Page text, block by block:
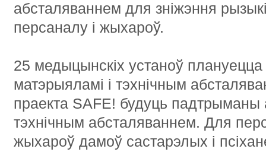
абсталяваннем для зніжэння
персаналу і жыхароў.
25 медыцынскіх устаноў
матэрыяламі і тэхнічным
праекта SAFE! будуць падтрыманы
тэхнічным абсталяваннем. Для
жыхароў дамоў састарэлых і